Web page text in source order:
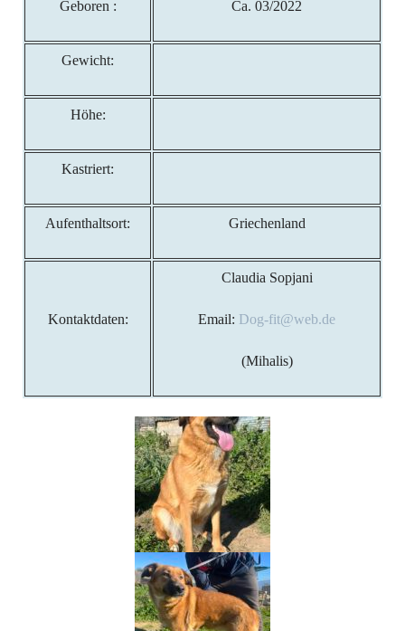
Geboren : Ca. 03/2022
Gewicht:
Höhe:
Kastriert:
Aufenthaltsort: Griechenland
Kontaktdaten:
Claudia Sopjani
Email: Dog-fit@web.de
(Mihalis)